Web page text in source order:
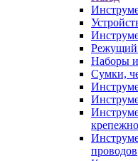
Режущий
Наборы
Сумки,
проводов